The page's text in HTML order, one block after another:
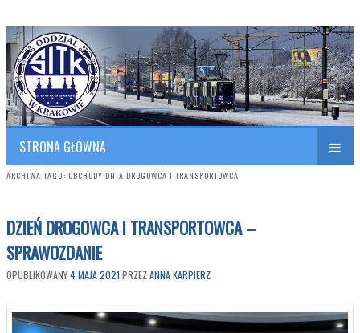
SITK RP Oddział w KRAKOWIE
Polish Association of Engineers & Technicians of Transportation
STRONA GŁÓWNA
ARCHIWA TAGU: OBCHODY DNIA DROGOWCA I TRANSPORTOWCA
DZIEŃ DROGOWCA I TRANSPORTOWCA –
SPRAWOZDANIE
OPUBLIKOWANY4 MAJA 2021 PRZEZANNA KARPIERZ